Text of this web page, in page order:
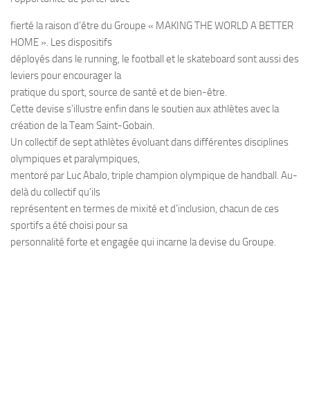
fierté la raison d’être du Groupe « MAKING THE WORLD A BETTER
HOME ». Les dispositifs
déployés dans le running, le football et le skateboard sont aussi des
leviers pour encourager la
pratique du sport, source de santé et de bien-être.
Cette devise s’illustre enfin dans le soutien aux athlètes avec la
création de la Team Saint-Gobain.
Un collectif de sept athlètes évoluant dans différentes disciplines
olympiques et paralympiques,
mentoré par Luc Abalo, triple champion olympique de handball. Au-
delà du collectif qu’ils
représentent en termes de mixité et d’inclusion, chacun de ces
sportifs a été choisi pour sa
personnalité forte et engagée qui incarne la devise du Groupe.